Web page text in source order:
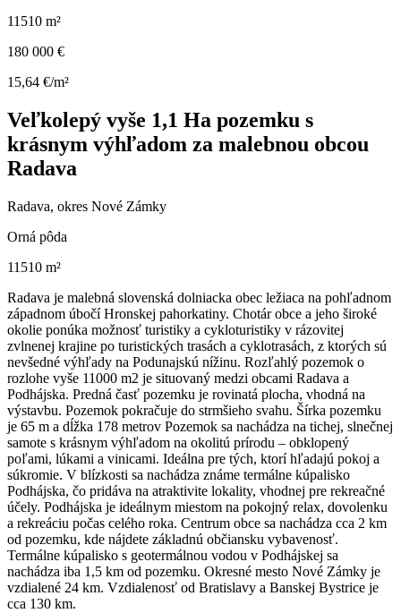
11510 m²
180 000 €
15,64 €/m²
Veľkolepý vyše 1,1 Ha pozemku s
krásnym výhľadom za malebnou obcou
Radava
Radava, okres Nové Zámky
Orná pôda
11510 m²
Radava je malebná slovenská dolniacka obec ležiaca na pohľadnom
západnom úbočí Hronskej pahorkatiny. Chotár obce a jeho široké
okolie ponúka možnosť turistiky a cykloturistiky v rázovitej
zvlnenej krajine po turistických trasách a cyklotrasách, z ktorých sú
nevšedné výhľady na Podunajskú nížinu. Rozľahlý pozemok o
rozlohe vyše 11000 m2 je situovaný medzi obcami Radava a
Podhájska. Predná časť pozemku je rovinatá plocha, vhodná na
výstavbu. Pozemok pokračuje do strmšieho svahu. Šírka pozemku
je 65 m a dĺžka 178 metrov Pozemok sa nachádza na tichej, slnečnej
samote s krásnym výhľadom na okolitú prírodu – obklopený
poľami, lúkami a vinicami. Ideálna pre tých, ktorí hľadajú pokoj a
súkromie. V blízkosti sa nachádza známe termálne kúpalisko
Podhájska, čo pridáva na atraktivite lokality, vhodnej pre rekreačné
účely. Podhájska je ideálnym miestom na pokojný relax, dovolenku
a rekreáciu počas celého roka. Centrum obce sa nachádza cca 2 km
od pozemku, kde nájdete základnú občiansku vybavenosť.
Termálne kúpalisko s geotermálnou vodou v Podhájskej sa
nachádza iba 1,5 km od pozemku. Okresné mesto Nové Zámky je
vzdialené 24 km. Vzdialenosť od Bratislavy a Banskej Bystrice je
cca 130 km.